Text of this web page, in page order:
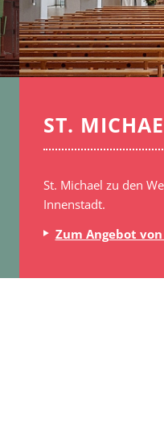
ST.
St. Michael zu den
Innenstadt.
Zum Angebot